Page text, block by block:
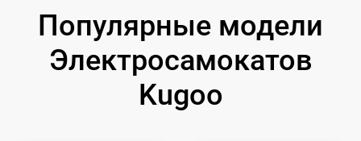
Популярные модели
Электросамокатов
Kugoo